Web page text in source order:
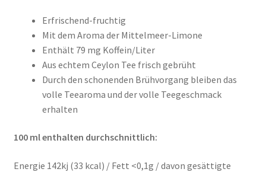
Erfrischend-fruchtig
Mit dem Aroma der Mittelmeer-Limone
Enthält 79 mg Koffein/Liter
Aus echtem Ceylon Tee frisch gebrüht
Durch den schonenden Brühvorgang bleiben das
volle Teearoma und der volle Teegeschmack
erhalten
100 ml enthalten durchschnittlich:
Energie 142kj (33 kcal) / Fett <0,1g / davon gesättigte